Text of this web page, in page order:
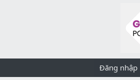
Đăng nhập